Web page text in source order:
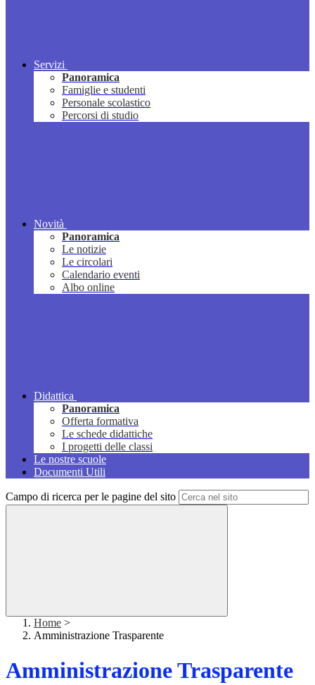
Servizi
Panoramica
Famiglie e studenti
Personale scolastico
Percorsi di studio
Novità
Panoramica
Le notizie
Le circolari
Calendario eventi
Albo online
Didattica
Panoramica
Offerta formativa
Le schede didattiche
I progetti delle classi
Le nostre scuole
Documenti Utili
Campo di ricerca per le pagine del sito
Home >
Amministrazione Trasparente
Amministrazione Trasparente